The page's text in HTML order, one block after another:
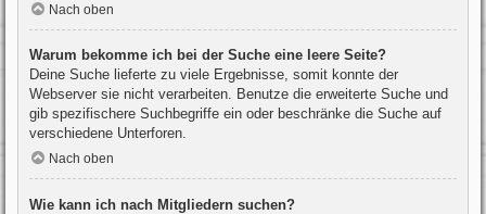
Nach oben
Warum bekomme ich bei der Suche eine leere Seite?
Deine Suche lieferte zu viele Ergebnisse, somit konnte der
Webserver sie nicht verarbeiten. Benutze die erweiterte Suche und
gib spezifischere Suchbegriffe ein oder beschränke die Suche auf
verschiedene Unterforen.
Nach oben
Wie kann ich nach Mitgliedern suchen?